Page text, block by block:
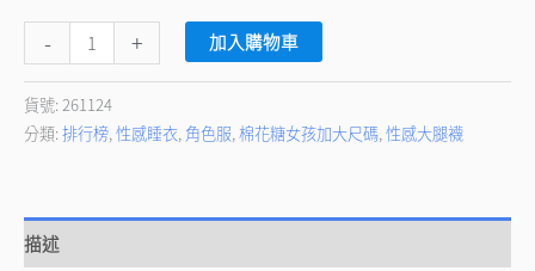
- + 加入購物車
貨號: 261124
分類: 排行榜,性感睡衣, 角色服,棉花糖女孩加大尺碼,性感大腿襪
描述